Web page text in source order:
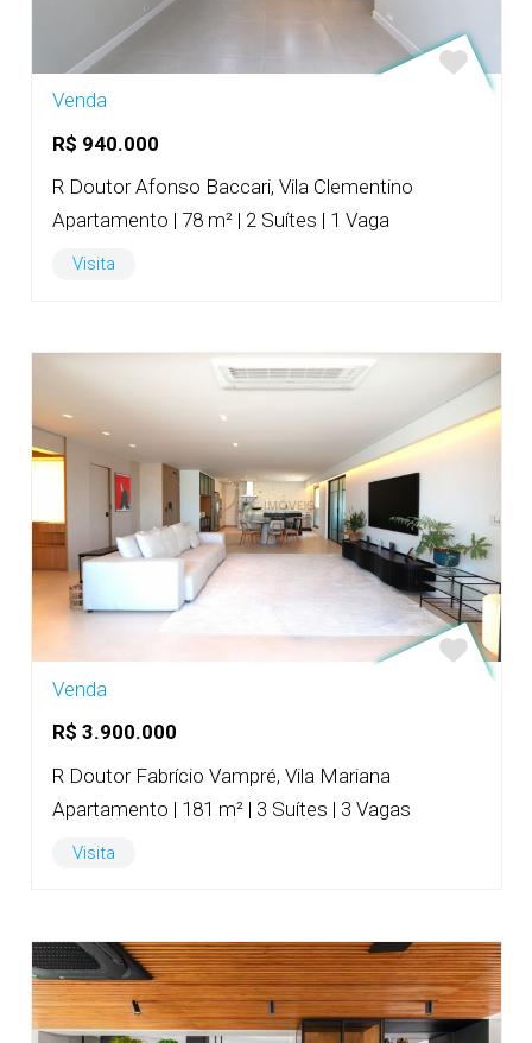
Venda
R$ 940.000
R Doutor Afonso Baccari, Vila Clementino
Apartamento | 78 m² | 2 Suítes | 1 Vaga
Visita
Venda
R$ 3.900.000
R Doutor Fabrício Vampré, Vila Mariana
Apartamento | 181 m² | 3 Suítes | 3 Vagas
Visita